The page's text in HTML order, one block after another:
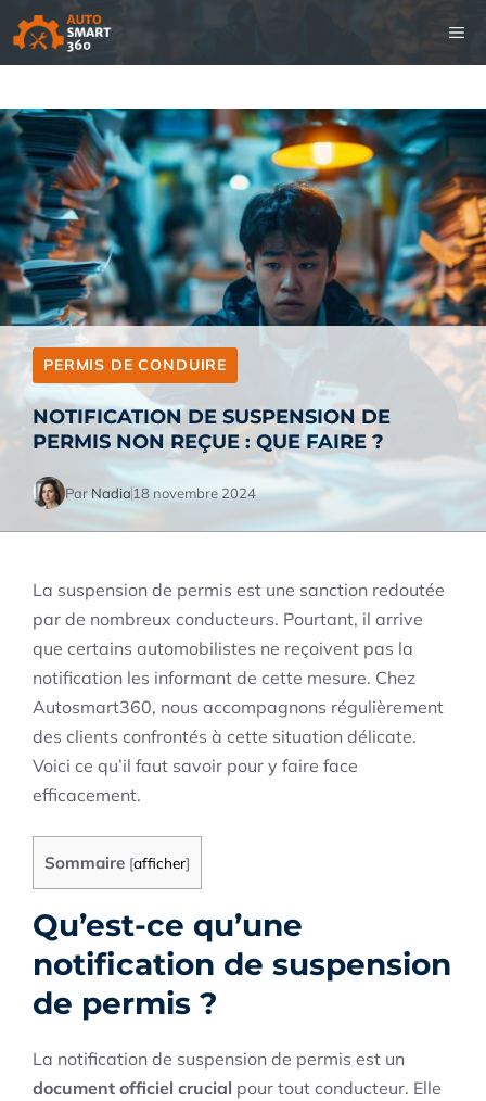
Aller
au
contenu
PERMIS DE CONDUIRE
NOTIFICATION DE SUSPENSION DE
PERMIS NON REÇUE : QUE FAIRE ?
Par Nadia 18 novembre 2024
La suspension de permis est une sanction redoutée
par de nombreux conducteurs. Pourtant, il arrive
que certains automobilistes ne reçoivent pas la
notification les informant de cette mesure. Chez
Autosmart360, nous accompagnons régulièrement
des clients confrontés à cette situation délicate.
Voici ce qu’il faut savoir pour y faire face
efficacement.
Sommaire [afficher]
Qu’est-ce qu’une
notification de suspension
de permis ?
La notification de suspension de permis est un
document officiel crucial pour tout conducteur. Elle